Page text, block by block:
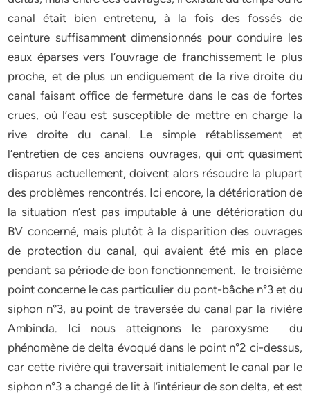
canal était bien entretenu, à la fois des fossés de
ceinture suffisamment dimensionnés pour conduire les
eaux éparses vers l’ouvrage de franchissement le plus
proche, et de plus un endiguement de la rive droite du
canal faisant office de fermeture dans le cas de fortes
crues, où l’eau est susceptible de mettre en charge la
rive droite du canal. Le simple rétablissement et
l’entretien de ces anciens ouvrages, qui ont quasiment
disparus actuellement, doivent alors résoudre la plupart
des problèmes rencontrés. Ici encore, la détérioration de
la situation n’est pas imputable à une détérioration du
BV concerné, mais plutôt à la disparition des ouvrages
de protection du canal, qui avaient été mis en place
pendant sa période de bon fonctionnement. le troisième
point concerne le cas particulier du pont-bâche n°3 et du
siphon n°3, au point de traversée du canal par la rivière
Ambinda. Ici nous atteignons le paroxysme du
phénomène de delta évoqué dans le point n°2 ci-dessus,
car cette rivière qui traversait initialement le canal par le
siphon n°3 a changé de lit à l’intérieur de son delta, et est